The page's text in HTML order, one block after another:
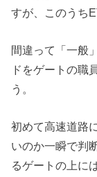
すが、このうち
間違って「一般
ドをゲートの職
う。
初めて高速道路
いのか一瞬で判
るゲートの上に